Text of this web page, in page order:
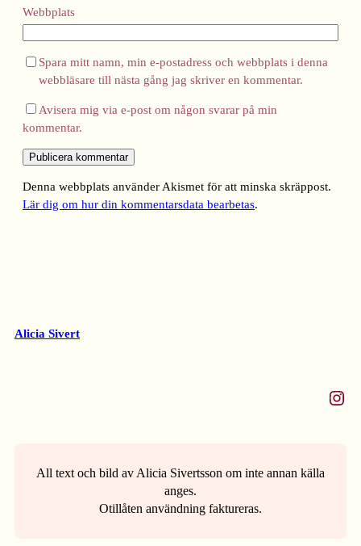
Webbplats
Spara mitt namn, min e-postadress och webbplats i denna
webbläsare till nästa gång jag skriver en kommentar.
Avisera mig via e-post om någon svarar på min
kommentar.
Denna webbplats använder Akismet för att minska skräppost.
Lär dig om hur din kommentarsdata bearbetas.
Alicia Sivert
Instagram
All text och bild av Alicia Sivertsson om inte annan källa
anges.
Otillåten användning faktureras.